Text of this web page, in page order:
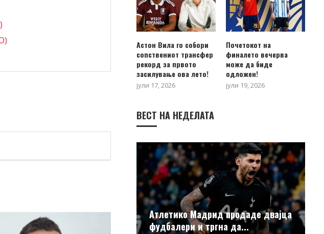
Астон Вила го собори
сопствениот трансфер
рекорд за првото
засилување ова лето!
јули 17, 2026
Почетокот на
финалето вечерва
може да биде
одложен!
јули 19, 2026
ВЕСТ НА НЕДЕЛАТА
Атлетико Мадрид продаде двајца
фудбалери и тргна да...